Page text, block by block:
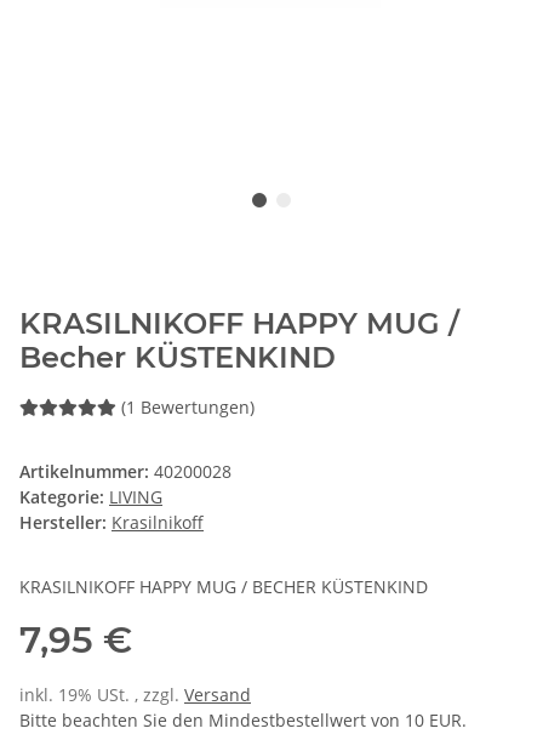
KRASILNIKOFF HAPPY MUG /
Becher KÜSTENKIND
(1 Bewertungen)
Artikelnummer: 40200028
Kategorie: LIVING
Hersteller: Krasilnikoff
KRASILNIKOFF HAPPY MUG / BECHER KÜSTENKIND
7,95 €
inkl. 19% USt. , zzgl. Versand
Bitte beachten Sie den Mindestbestellwert von 10 EUR.